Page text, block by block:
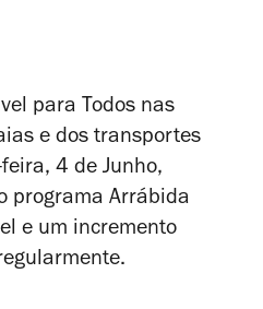
para Todos nas
e dos transportes
4 de Junho,
programa Arrábida
e um incremento